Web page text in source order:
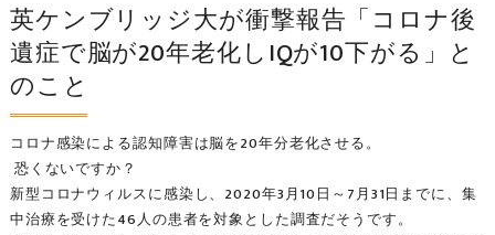
コロナ感染による認知障害は脳を20年分老化させる。
恐くないですか？
新型コロナウィルスに感染し、2020年3月10日～7月31日までに、集
中治療を受けた46人の患者を対象とした調査だそうです。
英ケンブリッジ大が衝撃報告「コロナ後
遺症で脳が20年老化しIQが10下がる」と
のこと